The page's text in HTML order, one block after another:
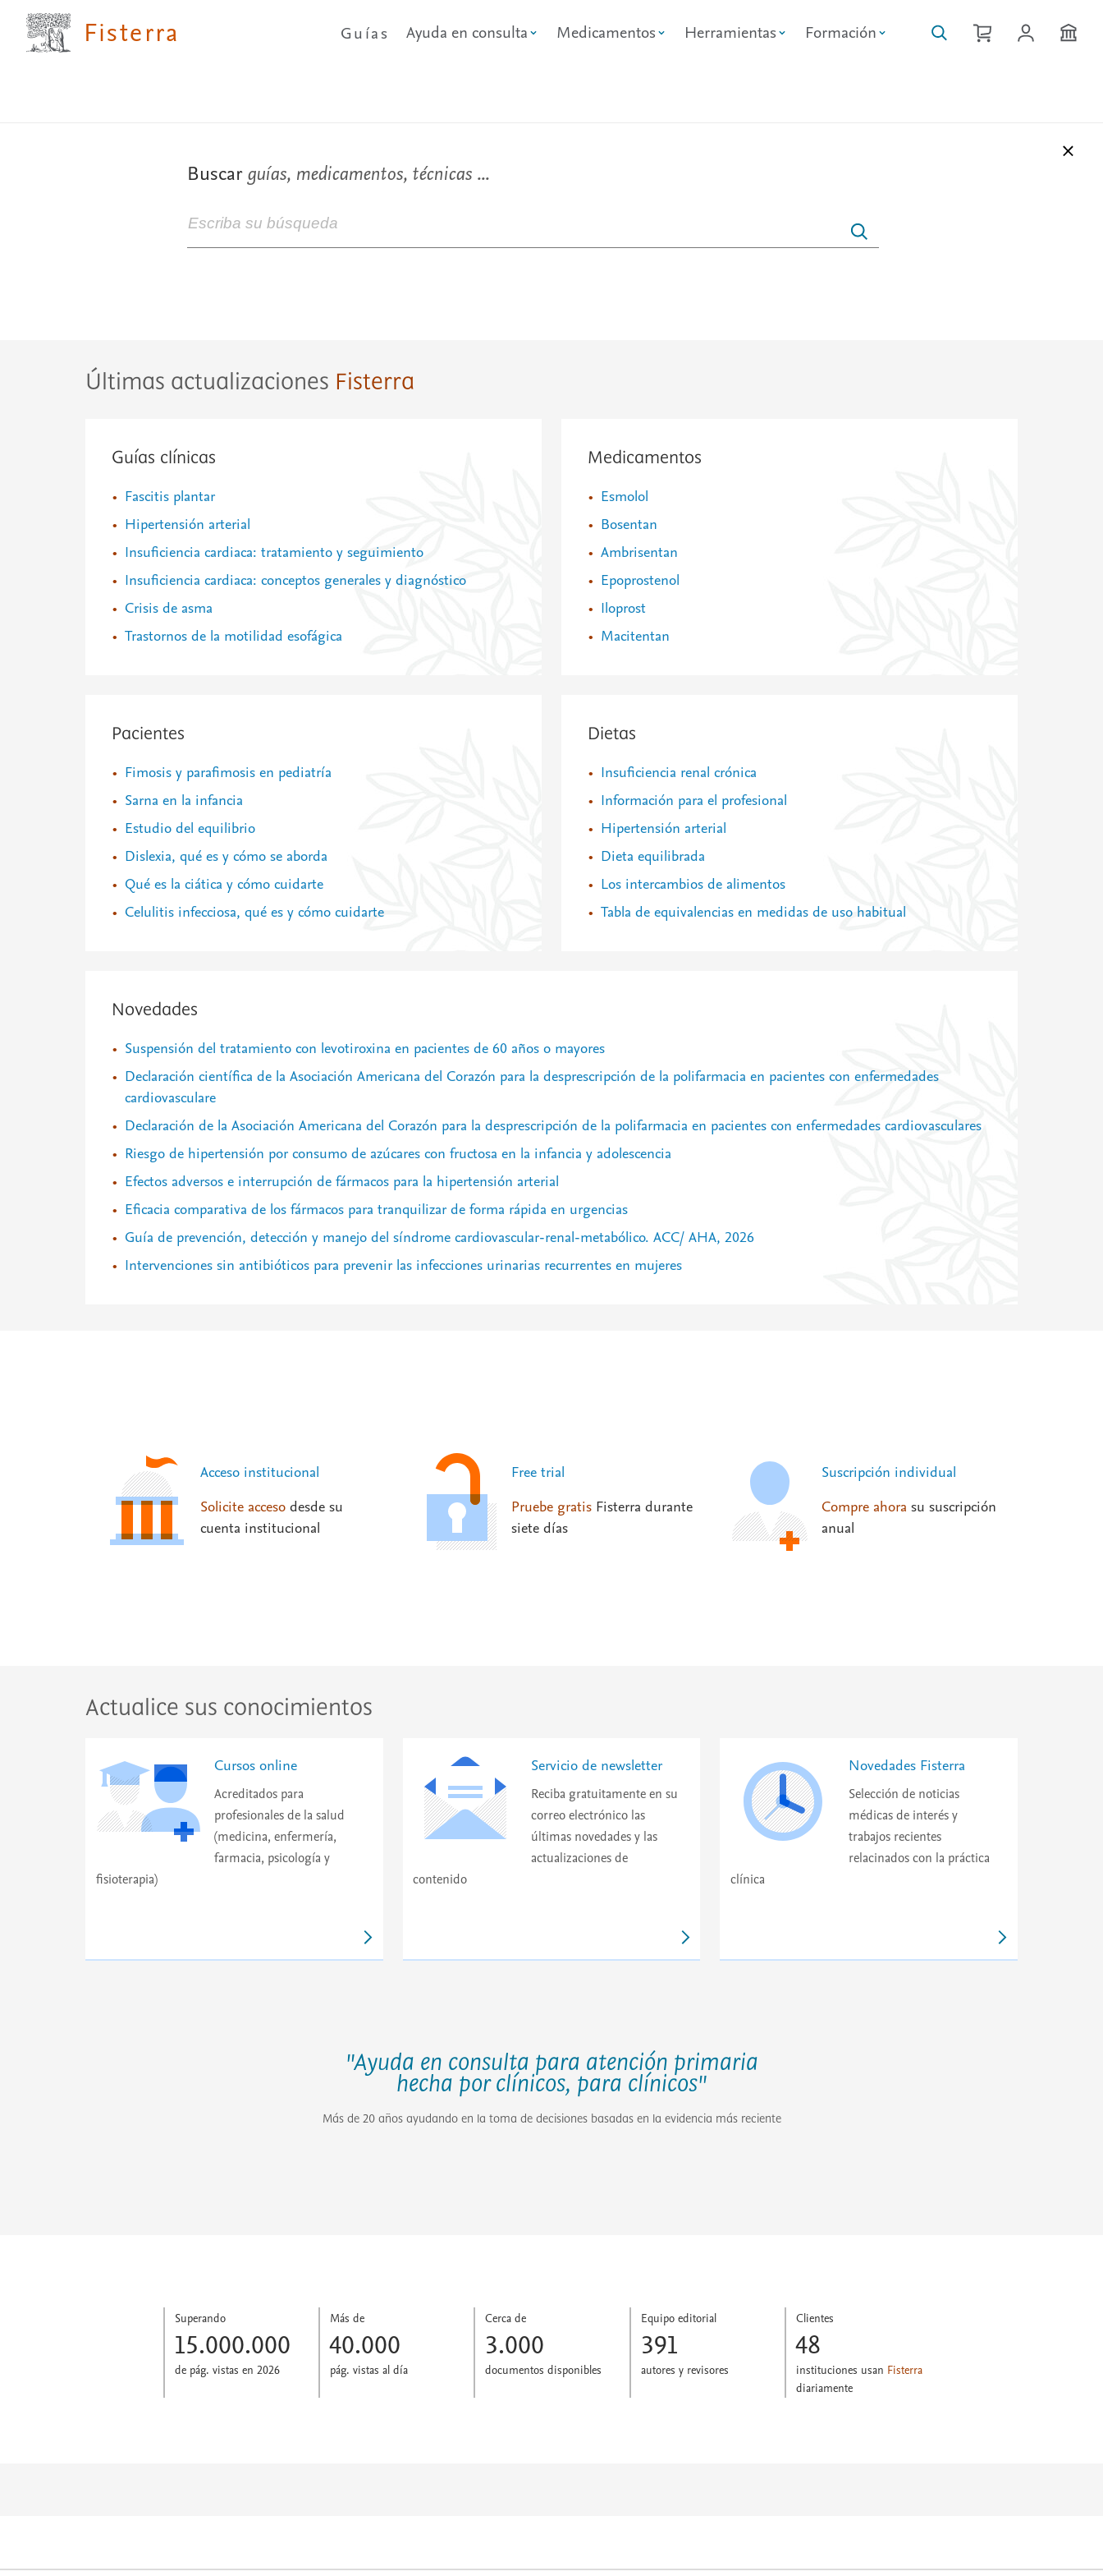
Fisterra Guías Ayuda en consulta Medicamentos Herramientas Formación
Buscarguías, medicamentos, técnicas ...
Últimas actualizaciones Fisterra
Guías clínicas
Fascitis plantar
Hipertensión arterial
Insuficiencia cardiaca: tratamiento y seguimiento
Insuficiencia cardiaca: conceptos generales y diagnóstico
Crisis de asma
Trastornos de la motilidad esofágica
Medicamentos
Esmolol
Bosentan
Ambrisentan
Epoprostenol
Iloprost
Macitentan
Pacientes
Fimosis y parafimosis en pediatría
Sarna en la infancia
Estudio del equilibrio
Dislexia, qué es y cómo se aborda
Qué es la ciática y cómo cuidarte
Celulitis infecciosa, qué es y cómo cuidarte
Dietas
Insuficiencia renal crónica
Información para el profesional
Hipertensión arterial
Dieta equilibrada
Los intercambios de alimentos
Tabla de equivalencias en medidas de uso habitual
Novedades
Suspensión del tratamiento con levotiroxina en pacientes de 60 años o mayores
Declaración científica de la Asociación Americana del Corazón para la desprescripción de la polifarmacia en pacientes con enfermedades
cardiovasculare
Declaración de la Asociación Americana del Corazón para la desprescripción de la polifarmacia en pacientes con enfermedades cardiovasculares
Riesgo de hipertensión por consumo de azúcares con fructosa en la infancia y adolescencia
Efectos adversos e interrupción de fármacos para la hipertensión arterial
Eficacia comparativa de los fármacos para tranquilizar de forma rápida en urgencias
Guía de prevención, detección y manejo del síndrome cardiovascular-renal-metabólico. ACC/ AHA, 2026
Intervenciones sin antibióticos para prevenir las infecciones urinarias recurrentes en mujeres
Acceso institucional
Solicite acceso desde su
cuenta institucional
Free trial
Pruebe gratisFisterra durante
siete días
Suscripción individual
Compre ahora su suscripción
anual
Actualice sus conocimientos
Cursos online
Acreditados para
profesionales de la salud
(medicina, enfermería,
farmacia, psicología y
fisioterapia)
Servicio de newsletter
Reciba gratuitamente en su
correo electrónico las
últimas novedades y las
actualizaciones de
contenido
Novedades Fisterra
Selección de noticias
médicas de interés y
trabajos recientes
relacinados con la práctica
clínica
"Ayuda en consulta para atención primaria
hecha por clínicos, para clínicos"
Más de 20 años ayudando en la toma de decisiones basadas en la evidencia más reciente
Superando
15.000.000
de pág. vistas en 2026
Más de
40.000
pág. vistas al día
Cerca de
3.000
documentos disponibles
Equipo editorial
391
autores y revisores
Clientes
48
instituciones usan Fisterra
diariamente